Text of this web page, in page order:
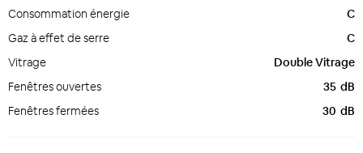
Consommation énergie
C
Gaz à effet de serre
C
Vitrage
Double Vitrage
Fenêtres ouvertes
35 dB
Fenêtres fermées
30 dB